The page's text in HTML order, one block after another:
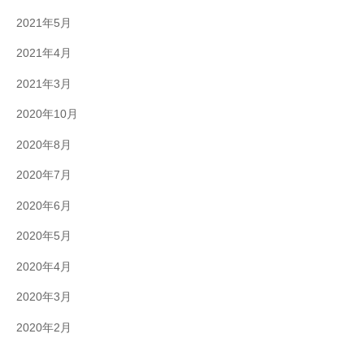
2021年5月
2021年4月
2021年3月
2020年10月
2020年8月
2020年7月
2020年6月
2020年5月
2020年4月
2020年3月
2020年2月